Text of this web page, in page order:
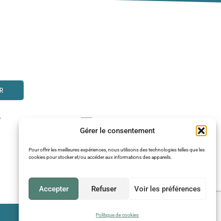
Gérer le consentement
Pour offrir les meilleures expériences, nous utilisons des technologies telles que les
cookies pour stocker et/ou accéder aux informations des appareils.
Accepter Refuser Voir les préférences
Politique de cookies